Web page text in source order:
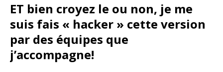
ET bien croyez le ou non, je me
suis fais « hacker » cette version
par des équipes que
j’accompagne!